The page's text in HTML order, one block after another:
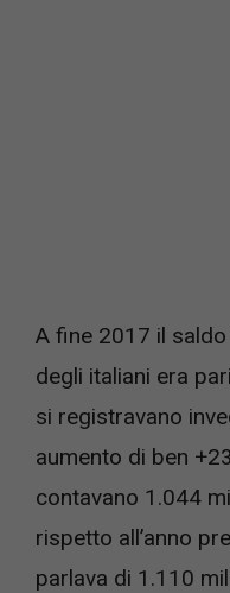
A fine 2017 il
degli italiani era
si registravano
aumento di ben
contavano 1.044
rispetto all’anno
parlava di 1.110